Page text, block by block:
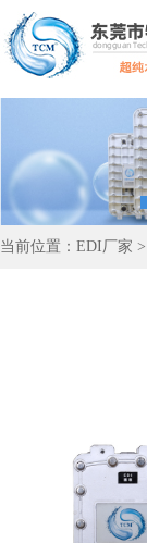
当前位置： EDI厂家 >